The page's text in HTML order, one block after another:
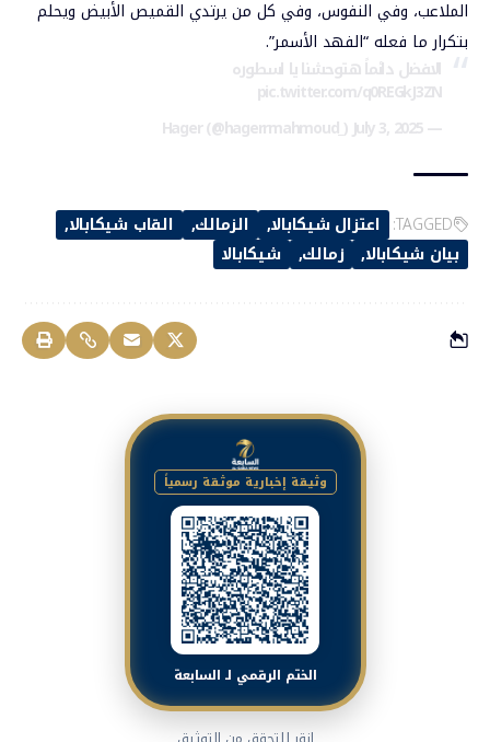
الملاعب، وفي النفوس، وفي كل من يرتدي القميص الأبيض ويحلم
بتكرار ما فعله “الفهد الأسمر”.
الافضل دائماً هتوحشنا يا اسطوره
pic.twitter.com/q0REGkJ3ZN
— Hager (@hagerrmahmoud_)
July 3, 2025
TAGGED: اعتزال شيكابالا الزمالك
القاب شيكابالا
بيان شيكابالا
زمالك شيكابالا
وثيقة إخبارية موثقة رسمياً
الختم الرقمي لـ السابعة